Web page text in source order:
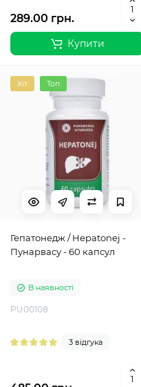
289.00 грн.
Купити
Хіт Топ
Гепатонедж / Hepatonej -
Пунарвасу - 60 капсул
В наявності
PU00108
3 відгука